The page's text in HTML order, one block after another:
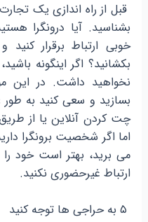
قبل از راه اندازی یک
بشناسید. آیا درونگرا
خوبی ارتباط برقرار
بکشانید؟ اگر اینگونه
نخواهید داشت. در
بسازید و سعی کنید به
چت کردن آنلاین یا از طریق
اما اگر شخصیت برونگرا
می برید، بهتر است خود
ارتباط غیرحضوری نکنید.